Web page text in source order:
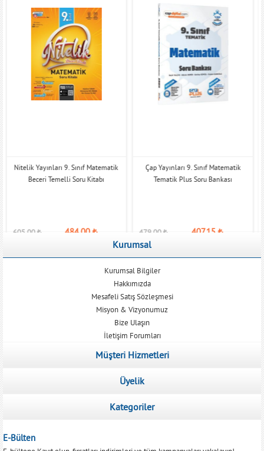
Nitelik Yayınları 9. Sınıf Matematik
Beceri Temelli Soru Kitabı
605,00₺ 484,00₺
Çap Yayınları 9. Sınıf Matematik
Tematik Plus Soru Bankası
479,00₺ 407,15₺
Kurumsal
Kurumsal Bilgiler
Hakkımızda
Mesafeli Satış Sözleşmesi
Misyon & Vizyonumuz
Bize Ulaşın
İletişim Forumları
Müşteri Hizmetleri
Üyelik
Kategoriler
E-Bülten